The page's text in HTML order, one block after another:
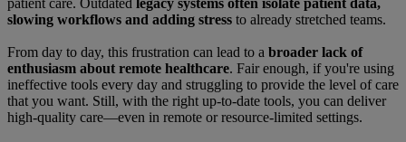
slowing workflows and adding stress to already stretched teams.
From day to day, this frustration can lead to a broader lack of
enthusiasm about remote healthcare. Fair enough, if you're using
ineffective tools every day and struggling to provide the level of care
that you want. Still, with the right up-to-date tools, you can deliver
high-quality care—even in remote or resource-limited settings.